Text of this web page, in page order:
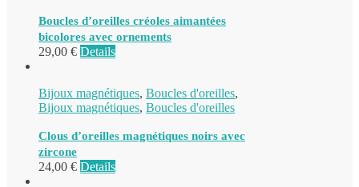
Boucles d’oreilles créoles aimantées
bicolores avec ornements
29,00 € Details
Bijoux magnétiques, Boucles d'oreilles,
Bijoux magnétiques, Boucles d'oreilles
Clous d’oreilles magnétiques noirs avec
zircone
24,00 € Details